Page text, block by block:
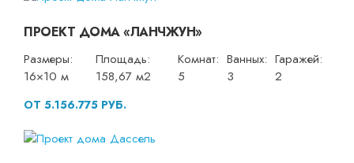
ПРОЕКТ ДОМА «ЛАНЧЖУН»
Размеры:
16×10 м
Площадь:
158,67 м2
Комнат:
5
Ванных:
3
Гаражей:
2
ОТ 5.156.775 РУБ.